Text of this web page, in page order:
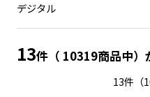
デジタル
13件（ 10319商品中）
13件（